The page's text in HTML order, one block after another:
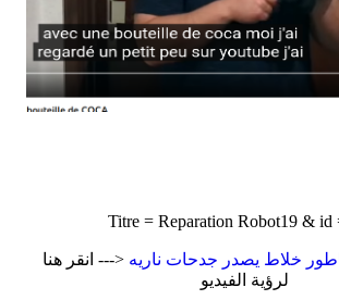
Titre = Reparation Robot19 & id
خلاط يصدر جدحات ناريه <--- انقر هنا
لرؤية الفيديو